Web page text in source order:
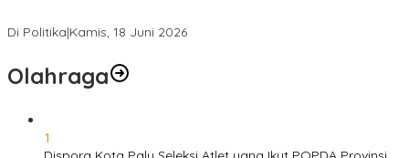
Di Politika|Kamis, 18 Juni 2026
Olahraga
1